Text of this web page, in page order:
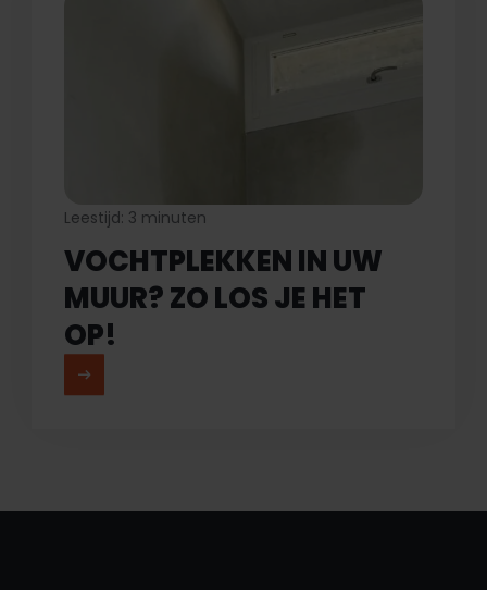
Leestijd: 3 minuten
VOCHTPLEKKEN IN UW
MUUR? ZO LOS JE HET
OP!
MEER LEZEN